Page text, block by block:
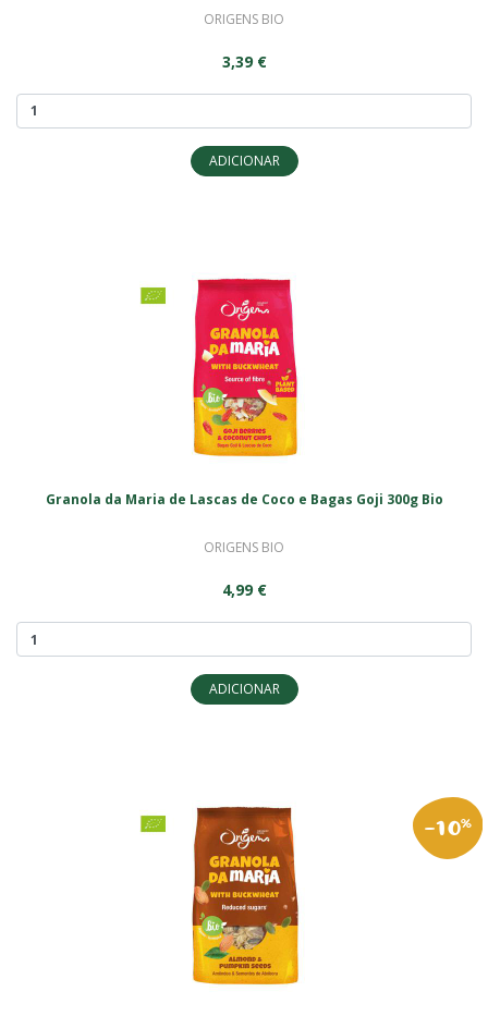
ORIGENS BIO
3,39 €
ADICIONAR
Granola da Maria de Lascas de Coco e Bagas Goji 300g Bio
ORIGENS BIO
4,99 €
ADICIONAR
-10%